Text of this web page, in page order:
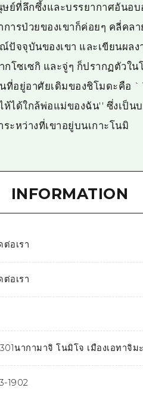
ย์ที่ลึกซึ้งและบรรยากาศอันอ
ารป่วยของเขาก็ค่อยๆ คลี่คลา
ณ์ปัจจุบันของเขา และเขียนผล
โซเซกิ และจู่ๆ ก็ปรากฏตัวใ
ที่อยู่อาศัยเดิมของชิโมดะคือ
ห้ได้ใกล้พ่อแม่ของฉัน'' ซึ่งเป็น
ะหว่างที่เขาอยู่บนเกาะโนมิ
INFORMATION
อเรา
อเรา
นากามาจิ โนมิโจ เมืองเอทาจิม
1902